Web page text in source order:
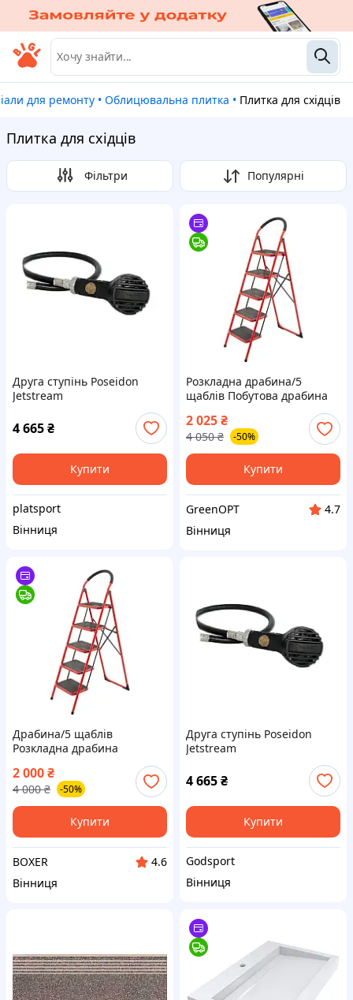
для ремонту • Облицювальна плитка • Плитка для східців
Плитка для східців
Фільтри Популярні
Друга ступінь Poseidon
Jetstream
4 665₴
Купити
platsport
Вінниця
Розкладна драбина/5
щаблів Побутова драбина
переносна Драбина для
садових робіт Легка
драбина
2 025₴
4 050 ₴ -50%
Купити
GreenOPT
4.7
Вінниця
Драбина/5 щаблів
Розкладна драбина
Драбина для дому Металеві
сходи 37×26 см Драбина
переносна
2 000₴
4 000 ₴ -50%
Купити
BOXER
4.6
Вінниця
Друга ступінь Poseidon
Jetstream
4 665₴
Купити
Godsport
Вінниця